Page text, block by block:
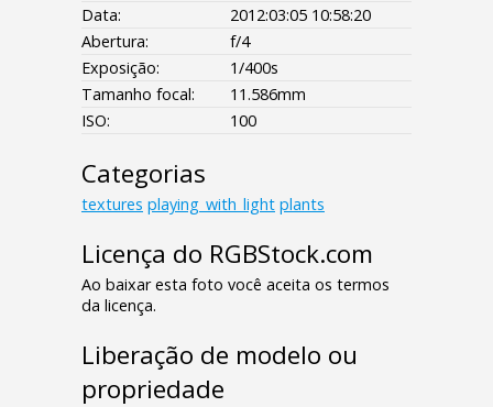
Data:
2012:03:05 10:58:20
Abertura:
f/4
Exposição:
1/400s
Tamanho focal:
11.586mm
ISO:
100
Categorias
textures playing_with_light plants
Licença do RGBStock.com
Ao baixar esta foto você aceita os termos
da licença.
Liberação de modelo ou
propriedade